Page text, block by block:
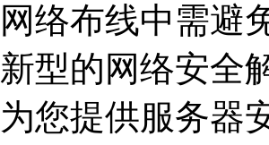
网络布线中需避
新型的网络安全
为您提供服务器